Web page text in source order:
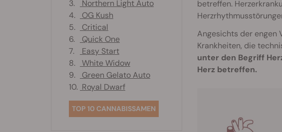
betreffen.
Angesichts der engen
Krankheiten, die
unter den Begriff
Herz betreffen.
3.
Northern Light Auto
4.
OG Kush
5.
Critical
6.
Quick One
7.
Easy Start
8.
White Widow
9.
Green Gelato Auto
10. Royal Dwarf
TOP 10 CANNABISSAMEN